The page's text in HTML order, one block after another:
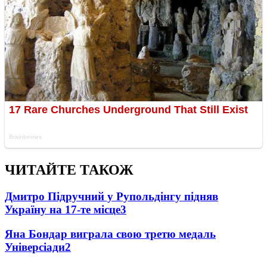
ЧИТАЙТЕ ТАКОЖ
Дмитро Підручний у Рупольдінгу підняв
Україну на 17-те місце3
Яна Бондар виграла свою третю медаль
Універсіади2